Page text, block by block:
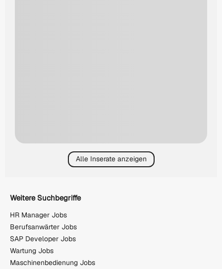
Alle Inserate anzeigen
Weitere Suchbegriffe
HR Manager Jobs
Berufsanwärter Jobs
SAP Developer Jobs
Wartung Jobs
Maschinenbedienung Jobs